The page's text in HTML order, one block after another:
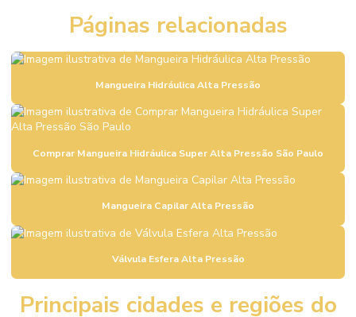
Comprar Terminal Prensável Em São Paulo
Comprar Válvula De Esfera Tripartida
Comprar Válvula De Pé Ferro Fundido
Comprar Válvula De Retenção Em Minas Gerais
Comprar Válvula Fundo De Poço Em Minas Gerais
Comprar Válvula Pneumática Controle Fluxo São Paulo
Comprar Válvula Retenção Horizontal Latão
Páginas relacionadas
Mangueira Hidráulica Alta Pressão
Comprar Mangueira Hidráulica Super Alta Pressão São Paulo
Mangueira Capilar Alta Pressão
Válvula Esfera Alta Pressão
Principais cidades e regiões do